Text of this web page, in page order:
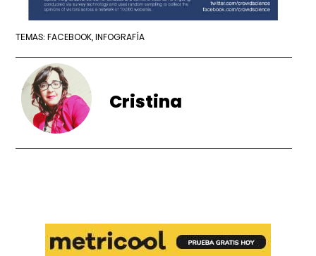
TEMAS:FACEBOOK ,INFOGRAFÍA
Cristina